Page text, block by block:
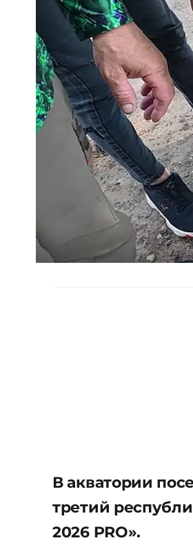
В акватории
третий
2026 PRO».